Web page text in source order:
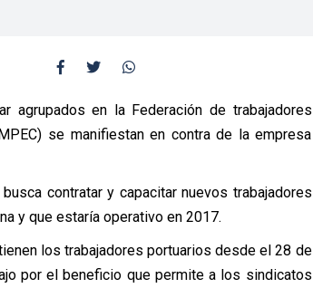
agrupados en la Federación de trabajadores
se manifiestan en contra de la empresa
contratar y capacitar nuevos trabajadores
y que estaría operativo en 2017.
los trabajadores portuarios desde el 28 de
por el beneficio que permite a los sindicatos